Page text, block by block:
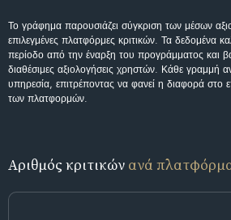
Το γράφημα παρουσιάζει σύγκριση των μέσων
επιλεγμένες πλατφόρμες κριτικών. Τα δεδομένα
περίοδο από την έναρξη του προγράμματος και
διαθέσιμες αξιολογήσεις χρηστών. Κάθε γραμμή
υπηρεσία, επιτρέποντας να φανεί η διαφορά στο
των πλατφορμών.
Αριθμός κριτικών ανά